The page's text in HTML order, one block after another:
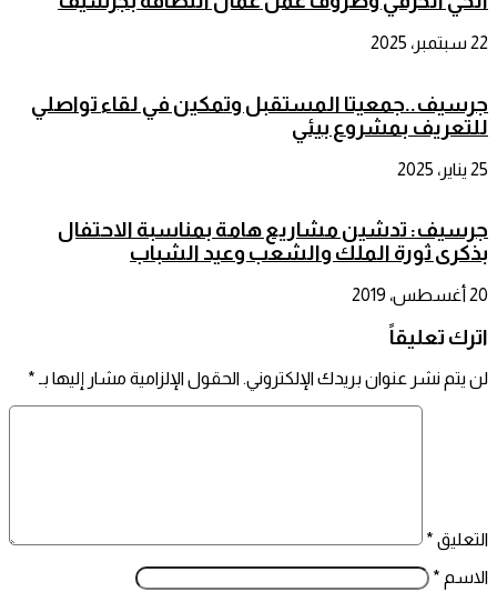
22 سبتمبر، 2025
جرسيف..جمعيتا المستقبل وتمكين في لقاء تواصلي
للتعريف بمشروع بيئي
25 يناير، 2025
جرسيف: تدشين مشاريع هامة بمناسبة الاحتفال
بذكرى ثورة الملك والشعب وعيد الشباب
20 أغسطس، 2019
اترك تعليقاً
لن يتم نشر عنوان بريدك الإلكتروني.الحقول الإلزامية مشار إليها بـ *
التعليق *
الاسم *